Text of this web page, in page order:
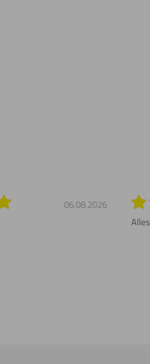
06.08.2026